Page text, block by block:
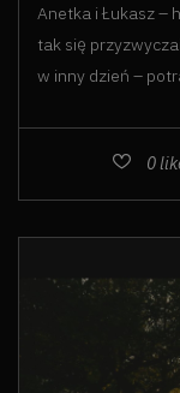
Anetka i Łukasz –
tak się
w inny dzień –
0